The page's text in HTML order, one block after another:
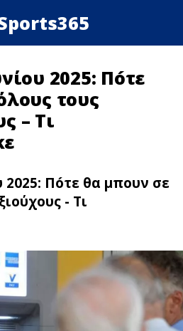
2025: Πóτε
τους
– Τι
2025: Πóτε θα μπουν σε
- Τι